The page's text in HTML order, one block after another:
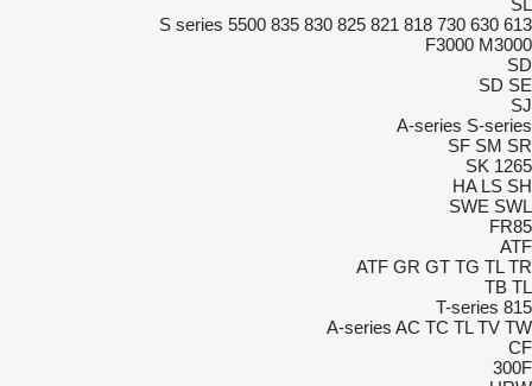
SL
613
630
730
818
821
825
830
835
5500
S series
F3000 M3000
SD
SD SE
SJ
A-series S-series
SF SM SR
1265
SK
HA LS SH
SWE SWL
FR85
ATF
ATF GR GT TG TL TR
TB TL
815
T-series
A-series AC TC TL TV TW
CF
300F